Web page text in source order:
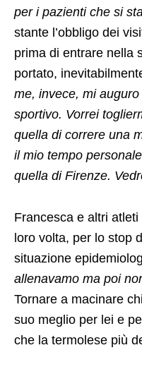
per i pazienti che si
stante l’obbligo dei
prima di entrare nella
portato,
me, invece, mi
sportivo. Vorrei
quella di correre una
il mio tempo
quella di Firenze.
Francesca e altri
loro volta, per lo stop
situazione
allenavamo ma poi
Tornare a macinare
suo meglio per lei e
che la termolese più